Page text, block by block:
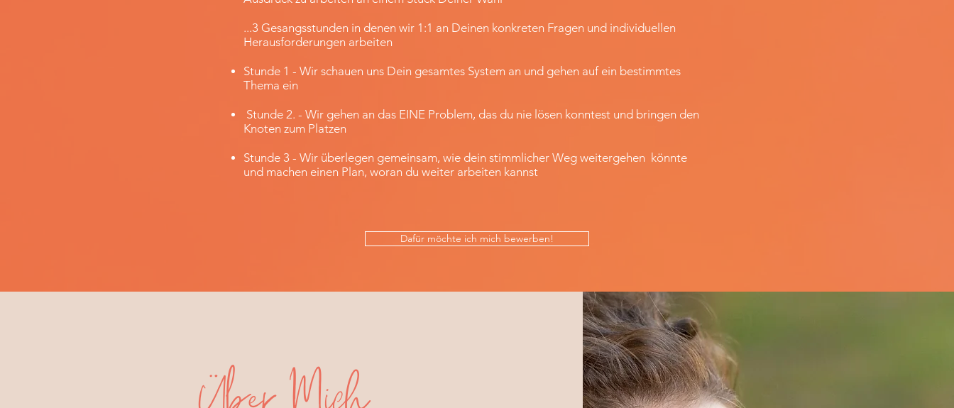
...3 Gesangsstunden in denen wir 1:1 an Deinen konkreten Fragen und individuellen
Herausforderungen arbeiten
Stunde 1 - Wir schauen uns Dein gesamtes System an und gehen auf ein bestimmtes
Thema ein
Stunde 2. - Wir gehen an das EINE Problem, das du nie lösen konntest und bringen den
Knoten zum Platzen
Stunde 3 - Wir überlegen gemeinsam, wie dein stimmlicher Weg weitergehen könnte
und machen einen Plan, woran du weiter arbeiten kannst
Dafür möchte ich mich bewerben!